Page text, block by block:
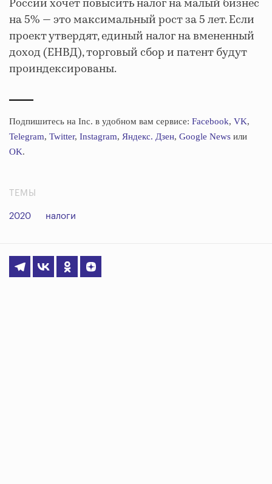
России хочет повысить налог на малый бизнес
на 5% — это максимальный рост за 5 лет. Если
проект утвердят, единый налог на вмененный
доход (ЕНВД), торговый сбор и патент будут
проиндексированы.
Подпишитесь на Inc. в удобном вам сервисе: Facebook, VK,
Telegram, Twitter, Instagram, Яндекс. Дзен, Google News или
OK.
ТЕМЫ
2020 налоги